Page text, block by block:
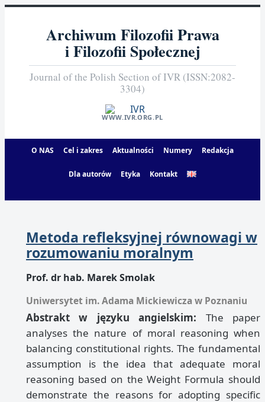
Archiwum Filozofii Prawa
i Filozofii Społecznej
Journal of the Polish Section of IVR (ISSN:2082-
3304)
WWW.IVR.ORG.PL
O NAS Cel i zakres Aktualności Numery Redakcja
Dla autorów Etyka Kontakt
Metoda refleksyjnej równowagi w
rozumowaniu moralnym
Prof. dr hab. Marek Smolak
Uniwersytet im. Adama Mickiewicza w Poznaniu
Abstrakt w języku angielskim: The paper
analyses the nature of moral reasoning when
balancing constitutional rights. The fundamental
assumption is the idea that adequate moral
reasoning based on the Weight Formula should
demonstrate the reasons for adopting specific